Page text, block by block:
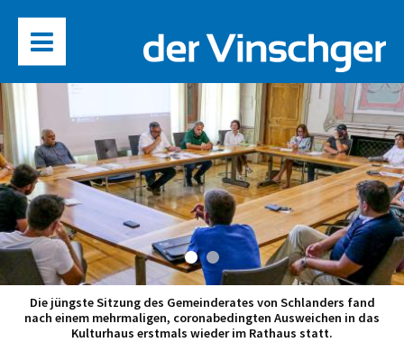
Die jüngste Sitzung des Gemeinderates von Schlanders fand
nach einem mehrmaligen, coronabedingten Ausweichen in das
Kulturhaus erstmals wieder im Rathaus statt.